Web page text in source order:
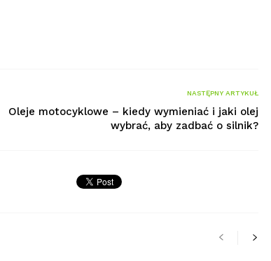
NASTĘPNY ARTYKUŁ
Oleje motocyklowe – kiedy wymieniać i jaki olej
wybrać, aby zadbać o silnik?